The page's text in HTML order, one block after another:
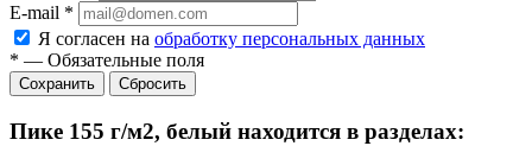
E-mail *
Я согласен на обработку персональных данных
* — Обязательные поля
Сбросить
Пике 155 г/м2, белый находится в разделах: